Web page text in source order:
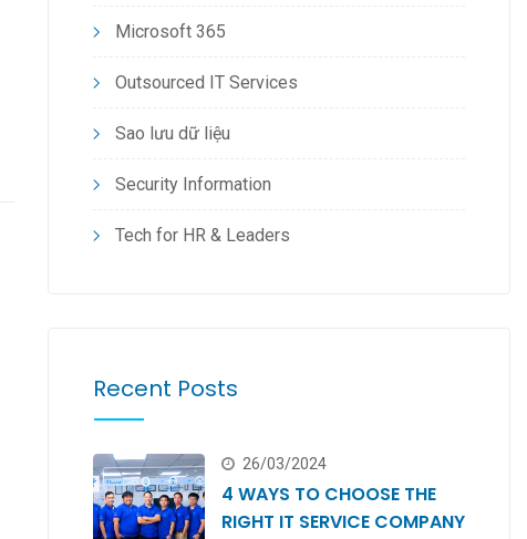
Microsoft 365
Outsourced IT Services
Sao lưu dữ liệu
Security Information
Tech for HR & Leaders
Recent Posts
26/03/2024
4 WAYS TO CHOOSE THE
RIGHT IT SERVICE COMPANY